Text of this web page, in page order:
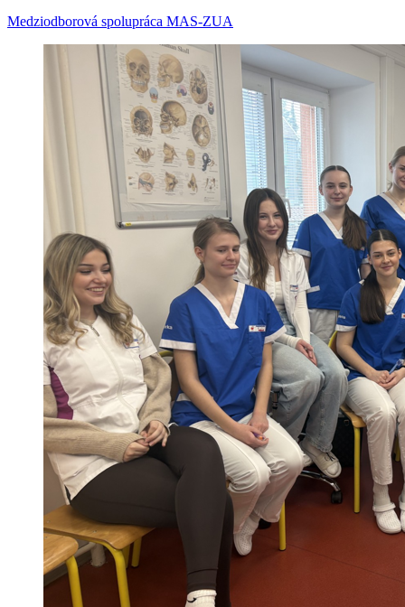
Medziodborová spolupráca MAS-ZUA